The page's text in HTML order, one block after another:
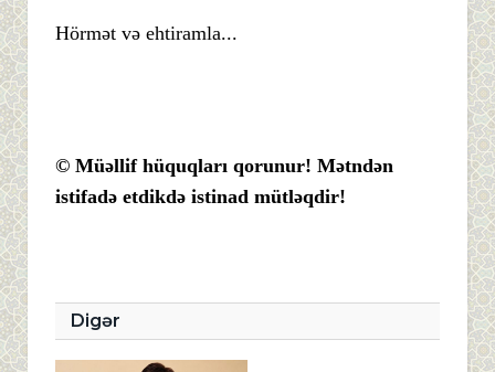
Hörmət və ehtiramla...
© Müəllif hüquqları qorunur! Mətndən
istifadə etdikdə istinad mütləqdir!
Digər